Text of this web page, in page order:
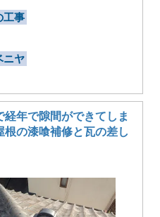
工事
ニヤ
経年で隙間ができてしま
根の漆喰補修と瓦の差し